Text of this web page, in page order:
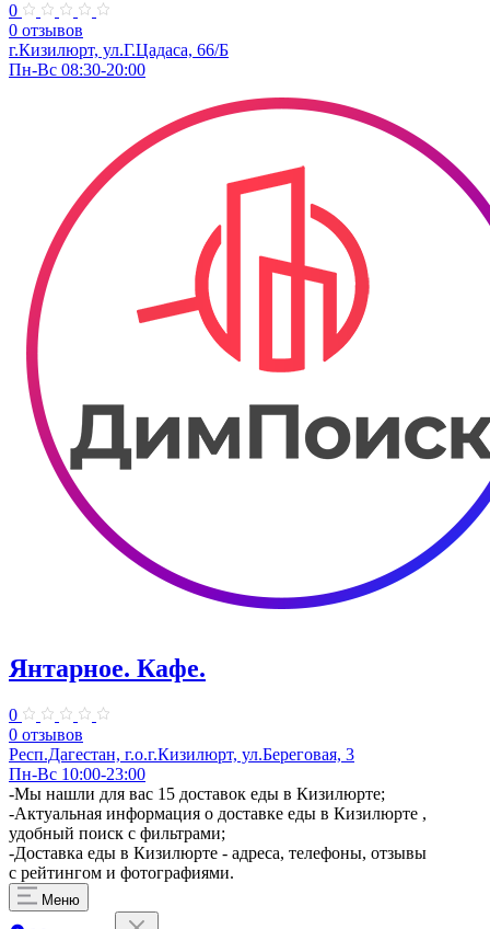
0
0 отзывов
г.Кизилюрт, ул.Г.Цадаса, 66/Б
Пн-Вс 08:30-20:00
Янтарное. Кафе.
0
0 отзывов
Респ.Дагестан, г.о.г.Кизилюрт, ул.Береговая, 3
Пн-Вс 10:00-23:00
-Мы нашли для вас 15 доставок еды в Кизилюрте;
-Актуальная информация о доставке еды в Кизилюрте ,
удобный поиск с фильтрами;
-Доставка еды в Кизилюрте - адреса, телефоны, отзывы
с рейтингом и фотографиями.
Меню